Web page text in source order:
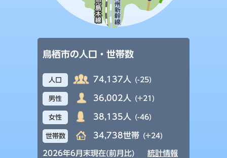
鳥栖市の人口・世帯数
人口 74,137人 (-25)
男性 36,002人 (+21)
女性 38,135人 (-46)
世帯数 34,738世帯 (+24)
2026年6月末現在(前月比) 統計情報